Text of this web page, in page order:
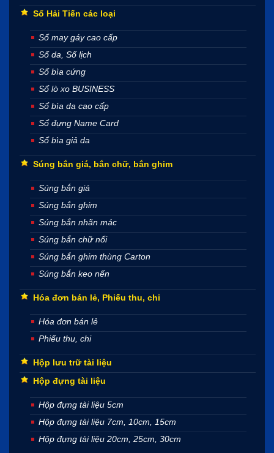
Sổ Hải Tiến các loại
Sổ may gáy cao cấp
Sổ da, Sổ lịch
Sổ bìa cứng
Sổ lò xo BUSINESS
Sổ bìa da cao cấp
Sổ đựng Name Card
Sổ bìa giả da
Súng bắn giá, bắn chữ, bắn ghim
Súng bắn giá
Súng bắn ghim
Súng bắn nhãn mác
Súng bắn chữ nổi
Súng bắn ghim thùng Carton
Súng bắn keo nến
Hóa đơn bán lẻ, Phiếu thu, chi
Hóa đơn bán lẻ
Phiếu thu, chi
Hộp lưu trữ tài liệu
Hộp đựng tài liệu
Hộp đựng tài liệu 5cm
Hộp đựng tài liệu 7cm, 10cm, 15cm
Hộp đựng tài liệu 20cm, 25cm, 30cm